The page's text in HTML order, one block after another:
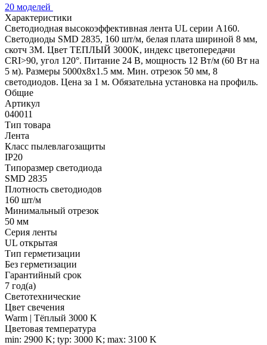
20 моделей
Характеристики
Светодиодная высокоэффективная лента UL серии A160.
Светодиоды SMD 2835, 160 шт/м, белая плата шириной 8 мм,
скотч 3M. Цвет ТЕПЛЫЙ 3000K, индекс цветопередачи
CRI>90, угол 120°. Питание 24 В, мощность 12 Вт/м (60 Вт на
5 м). Размеры 5000x8x1.5 мм. Мин. отрезок 50 мм, 8
светодиодов. Цена за 1 м. Обязательна установка на профиль.
Общие
Артикул
040011
Тип товара
Лента
Класс пылевлагозащиты
IP20
Типоразмер светодиода
SMD 2835
Плотность светодиодов
160 шт/м
Минимальный отрезок
50 мм
Серия ленты
UL открытая
Тип герметизации
Без герметизации
Гарантийный срок
7 год(а)
Светотехнические
Цвет свечения
Warm | Тёплый 3000 K
Цветовая температура
min: 2900 K; typ: 3000 K; max: 3100 K